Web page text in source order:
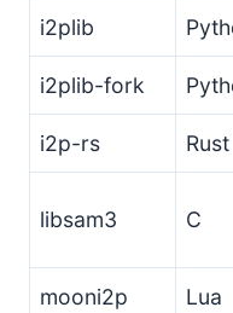
i2plib
i2plib-fork
i2p-rs Rust
libsam3 C
mooni2p Lua